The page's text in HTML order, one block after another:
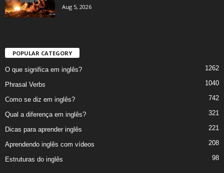
Aug 5, 2026
POPULAR CATEGORY
O que significa em inglês? 1262
Phrasal Verbs 1040
Como se diz em inglês? 742
Qual a diferença em inglês? 321
Dicas para aprender inglês 221
Aprendendo inglês com vídeos 208
Estruturas do inglês 98